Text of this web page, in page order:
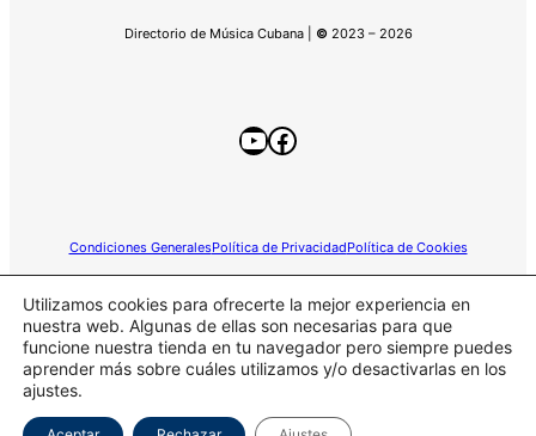
Directorio de Música Cubana | © 2023 – 2026
YouTube
Facebook
Condiciones GeneralesPolítica de PrivacidadPolítica de Cookies
Este sitio web participa en el programa de Afiliados de
Amazon.
Utilizamos cookies para ofrecerte la mejor experiencia en
nuestra web. Algunas de ellas son necesarias para que
funcione nuestra tienda en tu navegador pero siempre puedes
aprender más sobre cuáles utilizamos y/o desactivarlas en los
ajustes.